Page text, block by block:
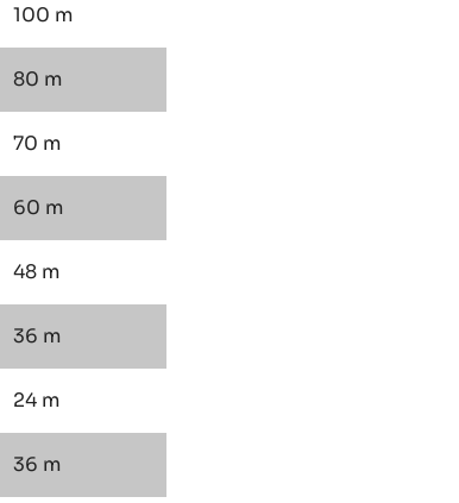
100 m
80 m
70 m
60 m
48 m
36 m
24 m
36 m